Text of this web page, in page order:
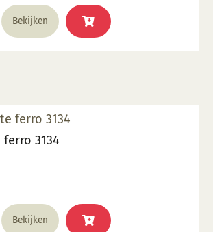
productpagina
Bekijken
Dit
product
heeft
kan
gekozen
productpagina
ferro 3134
Bekijken
Dit
product